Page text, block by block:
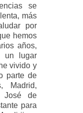
se
más
por
hemos
años,
un lugar
vivido y
parte de
Madrid,
José de
para